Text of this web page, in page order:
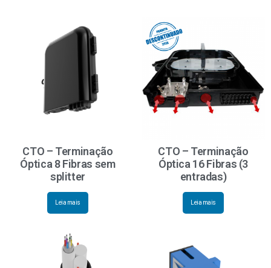
CTO – Terminação
Óptica 8 Fibras sem
splitter
Leia mais
CTO – Terminação
Óptica 16 Fibras (3
entradas)
Leia mais